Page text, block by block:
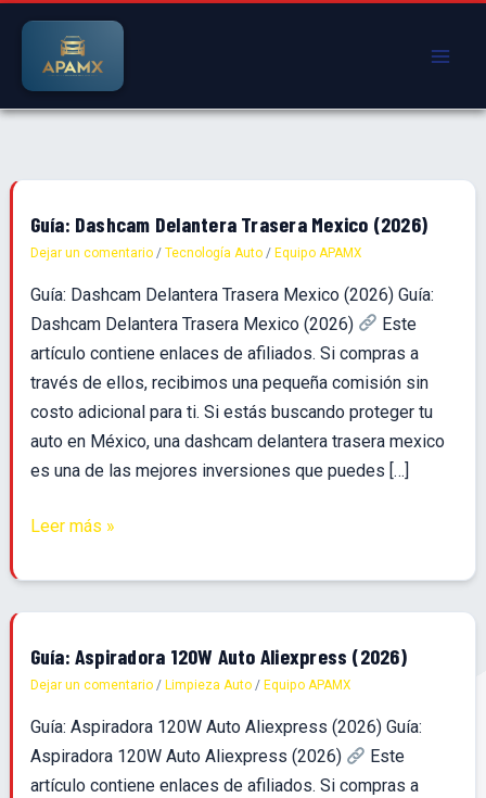
contenido
Guía: Dashcam Delantera Trasera Mexico (2026)
Dejar un comentario / Tecnología Auto/ Equipo APAMX
Guía: Dashcam Delantera Trasera Mexico (2026) Guía:
Dashcam Delantera Trasera Mexico (2026)
Este
artículo contiene enlaces de afiliados. Si compras a
través de ellos, recibimos una pequeña comisión sin
costo adicional para ti. Si estás buscando proteger tu
auto en México, una dashcam delantera trasera mexico
es una de las mejores inversiones que puedes […]
Guía:
Dashcam
Trasera
Mexico
(2026)
Leer más »
Guía: Aspiradora 120W Auto Aliexpress (2026)
Dejar un comentario / Limpieza Auto/ Equipo APAMX
Guía: Aspiradora 120W Auto Aliexpress (2026) Guía:
Aspiradora 120W Auto Aliexpress (2026)
Este
artículo contiene enlaces de afiliados. Si compras a
Guía:
Aspiradora
Aliexpress